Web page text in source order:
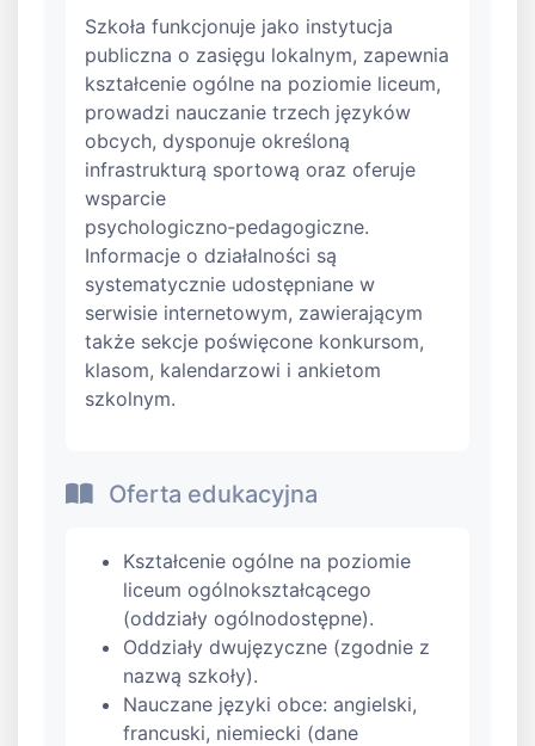
Szkoła funkcjonuje jako instytucja
publiczna o zasięgu lokalnym, zapewnia
kształcenie ogólne na poziomie liceum,
prowadzi nauczanie trzech języków
obcych, dysponuje określoną
infrastrukturą sportową oraz oferuje
wsparcie
psychologiczno‑pedagogiczne.
Informacje o działalności są
systematycznie udostępniane w
serwisie internetowym, zawierającym
także sekcje poświęcone konkursom,
klasom, kalendarzowi i ankietom
szkolnym.
Oferta edukacyjna
Kształcenie ogólne na poziomie
liceum ogólnokształcącego
(oddziały ogólnodostępne).
Oddziały dwujęzyczne (zgodnie z
nazwą szkoły).
Nauczane języki obce: angielski,
francuski, niemiecki (dane